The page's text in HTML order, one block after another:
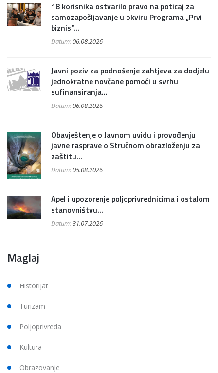
18 korisnika ostvarilo pravo na poticaj za
samozapošljavanje u okviru Programa „Prvi
biznis“...
Datum:06.08.2026
Javni poziv za podnošenje zahtjeva za dodjelu
jednokratne novčane pomoći u svrhu
sufinansiranja...
Datum:06.08.2026
Obavještenje o Javnom uvidu i provođenju
javne rasprave o Stručnom obrazloženju za
zaštitu...
Datum:05.08.2026
Apel i upozorenje poljoprivrednicima i ostalom
stanovništvu...
Datum:31.07.2026
Maglaj
Historijat
Turizam
Poljoprivreda
Kultura
Obrazovanje